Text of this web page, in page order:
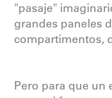
"pasaje"
grandes paneles
compartimentos,
Pero para que un